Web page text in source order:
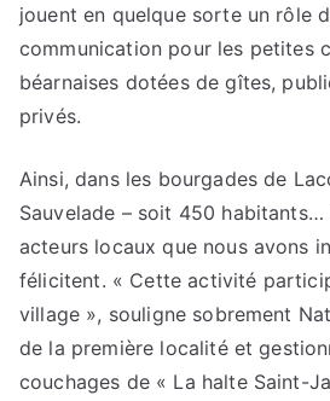
jouent en quelque sorte un rôle
communication pour les petites
béarnaises dotées de gîtes,
privés.
Ainsi, dans les bourgades de
Sauvelade – soit 450
acteurs locaux que nous avons
félicitent. « Cette activité
village », souligne sobrement
de la première localité et
couchages de « La halte Saint-